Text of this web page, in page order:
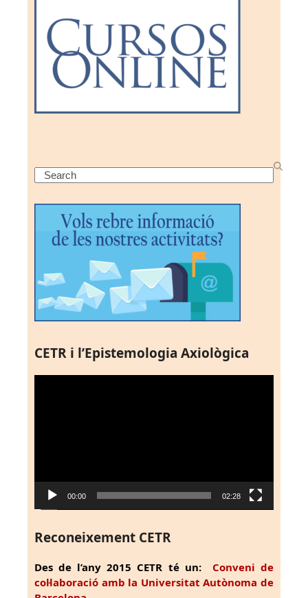
Search
CETR i l’Epistemologia Axiològica
00:00 02:28
Reconeixement CETR
Des de l’any 2015 CETR té un: Conveni de
col·laboració amb la Universitat Autònoma de